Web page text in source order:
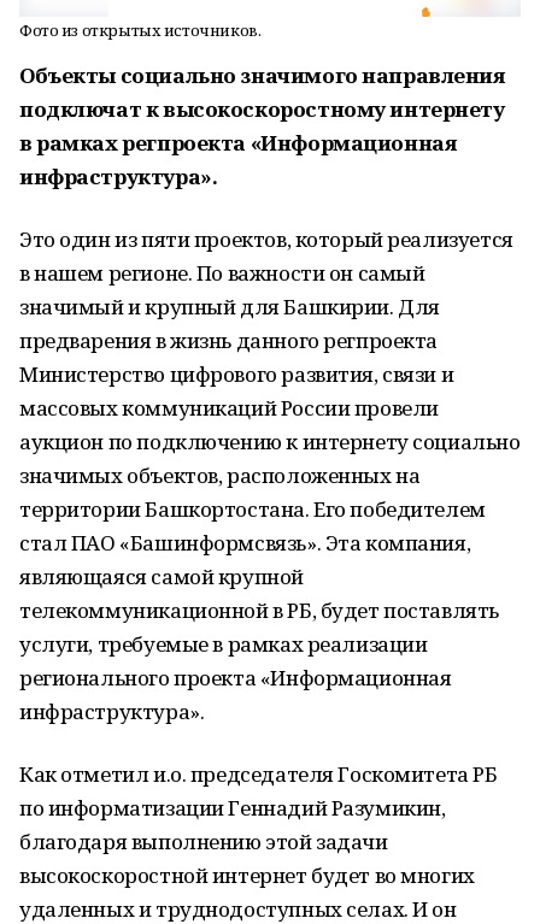
Фото из открытых источников.
Объекты социально значимого направления
подключат к высокоскоростному интернету
в рамках регпроекта «Информационная
инфраструктура».
Это один из пяти проектов, который реализуется
в нашем регионе. По важности он самый
значимый и крупный для Башкирии. Для
предварения в жизнь данного регпроекта
Министерство цифрового развития, связи и
массовых коммуникаций России провели
аукцион по подключению к интернету социально
значимых объектов, расположенных на
территории Башкортостана. Его победителем
стал ПАО «Башинформсвязь». Эта компания,
являющаяся самой крупной
телекоммуникационной в РБ, будет поставлять
услуги, требуемые в рамках реализации
регионального проекта «Информационная
инфраструктура».
Как отметил и.о. председателя Госкомитета РБ
по информатизации Геннадий Разумикин,
благодаря выполнению этой задачи
высокоскоростной интернет будет во многих
удаленных и труднодоступных селах. И он